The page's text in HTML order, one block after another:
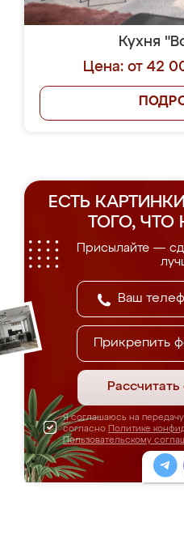
Кухня
Цена: от 42
ЕСТЬ
ТОГО, ЧТО
Присылайте —
Прикрепить
Я соглашаюсь на
согласно Политике
Пользовательскому